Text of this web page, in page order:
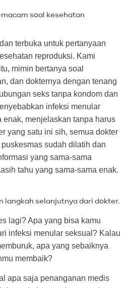
soal kesehatan
terbuka untuk pertanyaan
reproduksi. Kami
mimin bertanya soal
dan dokternya dengan tenang
seks tanpa kondom dan
infeksi menular
menjelaskan tanpa harus
yang satu ini sih, semua dokter
sudah dilatih dan
yang sama-sama
tahu yang sama-sama enak.
langkah selanjutnya dari dokter.
lagi? Apa yang bisa kamu
infeksi menular seksual? Kalau
apa yang sebaiknya
membaik?
apa saja penanganan medis